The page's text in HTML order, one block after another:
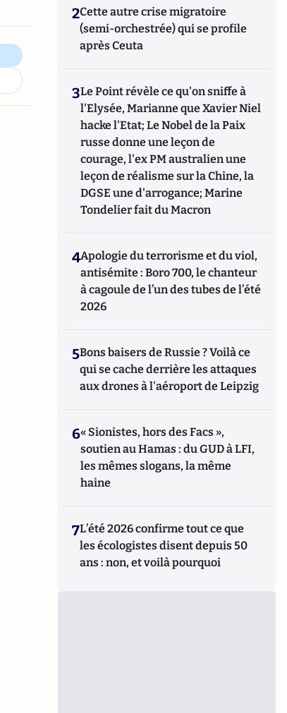
2Cette autre crise migratoire
(semi-orchestrée) qui se profile
après Ceuta
3Le Point révèle ce qu'on sniffe à
l'Elysée, Marianne que Xavier Niel
hacke l'Etat; Le Nobel de la Paix
russe donne une leçon de
courage, l'ex PM australien une
leçon de réalisme sur la Chine, la
DGSE une d'arrogance; Marine
Tondelier fait du Macron
4Apologie du terrorisme et du viol,
antisémite : Boro 700, le chanteur
à cagoule de l’un des tubes de l’été
2026
5Bons baisers de Russie ? Voilà ce
qui se cache derrière les attaques
aux drones à l'aéroport de Leipzig
6« Sionistes, hors des Facs »,
soutien au Hamas : du GUD à LFI,
les mêmes slogans, la même
haine
7L’été 2026 confirme tout ce que
les écologistes disent depuis 50
ans : non, et voilà pourquoi